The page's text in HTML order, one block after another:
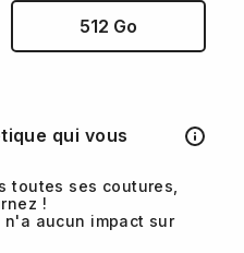
512 Go
qui vous
toutes ses coutures,
!
aucun impact sur